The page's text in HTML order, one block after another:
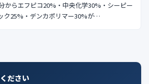
🇰🇷🇹🇼🇻🇳
からエフピコ20%・中央化学30%・シーピー
ク25%・デンカポリマー30%が…
ださい